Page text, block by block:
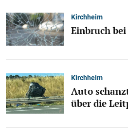
Kirchheim
Einbruch
Kirchheim
Auto
über die